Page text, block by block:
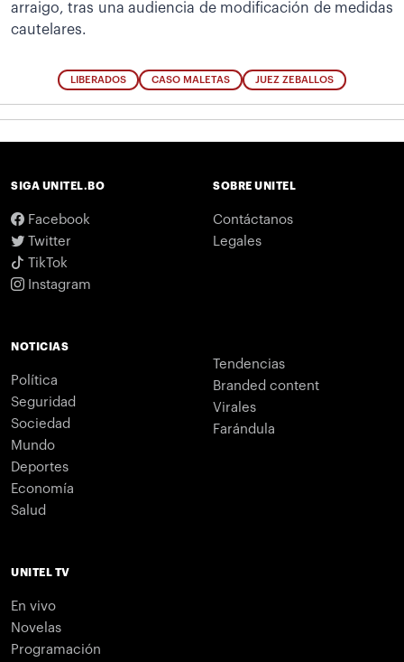
arraigo, tras una audiencia de modificación de medidas
cautelares.
LIBERADOS CASO MALETAS JUEZ ZEBALLOS
SIGA UNITEL.BO
Facebook
Twitter
TikTok
Instagram
SOBRE UNITEL
Contáctanos
Legales
NOTICIAS
Política
Seguridad
Sociedad
Mundo
Deportes
Economía
Salud
Tendencias
Branded content
Virales
Farándula
UNITEL TV
En vivo
Novelas
Programación